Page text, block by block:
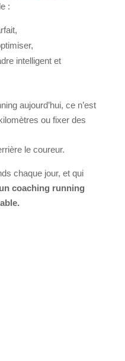
:
intelligent et
aujourd’hui, ce n’est
ou fixer des
le coureur.
chaque jour, et qui
un coaching running